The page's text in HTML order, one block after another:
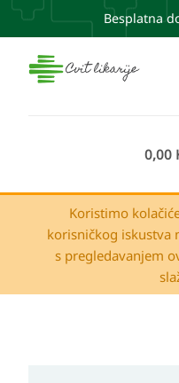
Besplatna
0,00
Koristimo
korisničkog iskustva
s pregledavanjem